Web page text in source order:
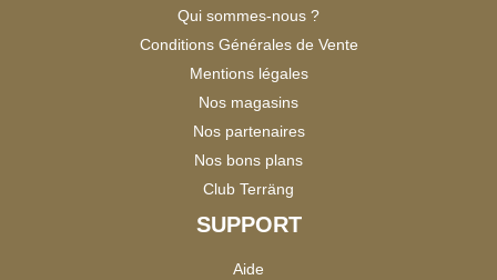
Qui sommes-nous ?
Conditions Générales de Vente
Mentions légales
Nos magasins
Nos partenaires
Nos bons plans
Club Terräng
SUPPORT
Aide